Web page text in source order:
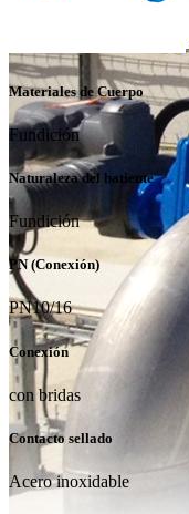
Materiales de Cuerpo
Fundición
Naturaleza del batiente
Fundición
PN (Conexión)
PN10/16
Conexión
con bridas
Contacto sellado
Acero inoxidable